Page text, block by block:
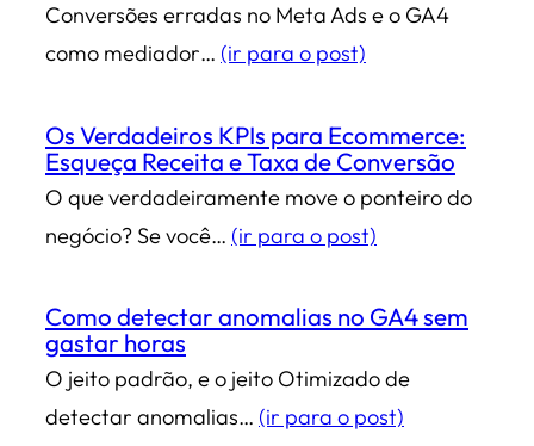
Conversões erradas no Meta Ads e o GA4
como mediador… (ir para o post)
Os Verdadeiros KPIs para Ecommerce:
Esqueça Receita e Taxa de Conversão
O que verdadeiramente move o ponteiro do
negócio? Se você… (ir para o post)
Como detectar anomalias no GA4 sem
gastar horas
O jeito padrão, e o jeito Otimizado de
detectar anomalias… (ir para o post)